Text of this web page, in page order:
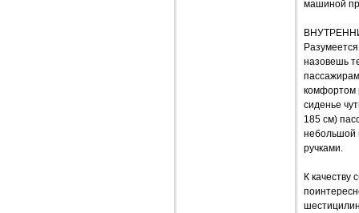
машиной
назовешь
комфортом
сиденье
185 см)
небольшой
ручками.
К качеству